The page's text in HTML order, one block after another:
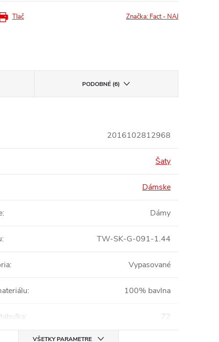
Tlač Značka: Fact - NAJ
PODOBNÉ (6)
2016102812968
Šaty
Dámske
: Dámy
: TW-SK-G-091-1.44
: Vypasované
: 100% bavlna
: 72
VŠETKY PARAMETRE